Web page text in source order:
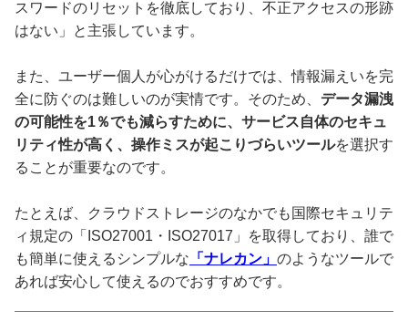
スワードのリセットを徹底しており、不正アクセスの形跡
はない」と主張しています。
また、ユーザー個人が心がけるだけでは、情報漏えいを完
全に防ぐのは難しいのが実情です。そのため、 データ漏洩
の可能性を1％でも減らすために、サービス自体のセキュ
リティ性が高く、操作ミスが起こりづらいツールを選択す
ることが重要なのです。
たとえば、クラウドストレージのなかでも国際セキュリテ
ィ規定の「ISO27001・ISO27017」を取得しており、誰で
も簡単に使えるシンプルな 「ナレカン」 のようなツールで
あれば安心して使えるのでおすすめです。